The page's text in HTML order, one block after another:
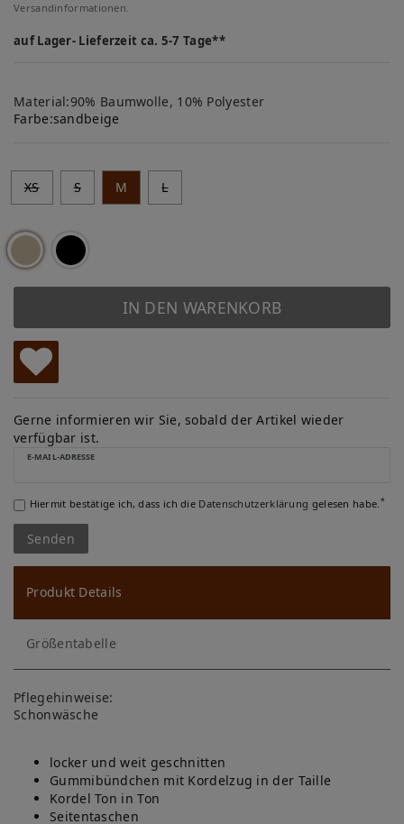
Versandinformationen.
auf Lager- Lieferzeit ca. 5-7 Tage**
Material:90% Baumwolle, 10% Polyester
Farbe:sandbeige
XS S M L
IN DEN WARENKORB
W
u
ns
ch
lis
te
Gerne informieren wir Sie, sobald der Artikel wieder
verfügbar ist.
E-MAIL-ADRESSE
Hiermit bestätige ich, dass ich die Daten­schutz­erklärung gelesen habe.*
Senden
Produkt Details
Größentabelle
Pflegehinweise:
Schonwäsche
locker und weit geschnitten
Gummibündchen mit Kordelzug in der Taille
Kordel Ton in Ton
Seitentaschen